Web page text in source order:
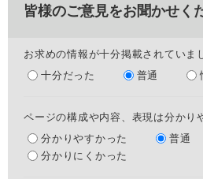
皆様のご意見をお聞かせく
お求めの情報が十分掲載されていま
十分だった
普通
ページの構成や内容、表現は分かり
分かりやすかった
普通
分かりにくかった